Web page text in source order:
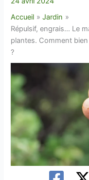
Accueil
Jardin
Répulsif, engrais… Le
plantes. Comment bien
?